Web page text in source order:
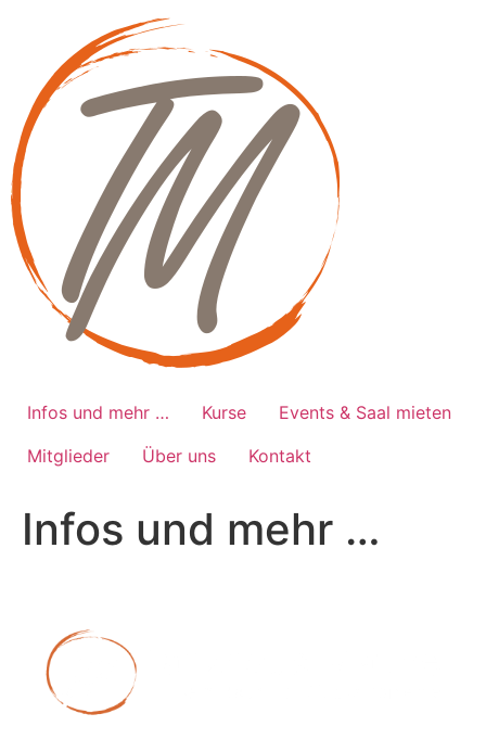
springen
Infos und mehr … Kurse
Events & Saal mieten
Mitglieder
Über uns Kontakt
Infos und mehr …